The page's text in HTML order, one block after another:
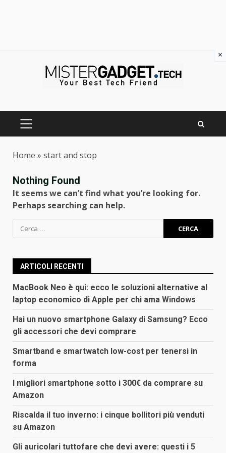
PRIMARY
Home » start and stop
Nothing Found
It seems we can’t find what you’re looking for.
Perhaps searching can help.
Ricerca
per:
ARTICOLI RECENTI
MacBook Neo è qui: ecco le soluzioni alternative al
laptop economico di Apple per chi ama Windows
Hai un nuovo smartphone Galaxy di Samsung? Ecco
gli accessori che devi comprare
Smartband e smartwatch low-cost per tenersi in
forma
I migliori smartphone sotto i 300€ da comprare su
Amazon
Riscalda il tuo inverno: i cinque bollitori più venduti
su Amazon
Gli auricolari tuttofare che devi avere: questi i 5
×